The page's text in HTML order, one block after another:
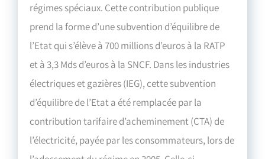
régimes spéciaux. Cette contribution publique
prend la forme d’une subvention d’équilibre de
l’Etat qui s’élève à 700 millions d’euros à la RATP
et à 3,3 Mds d’euros à la SNCF. Dans les industries
électriques et gazières (IEG), cette subvention
d’équilibre de l’Etat a été remplacée par la
contribution tarifaire d’acheminement (CTA) de
l’électricité, payée par les consommateurs, lors de